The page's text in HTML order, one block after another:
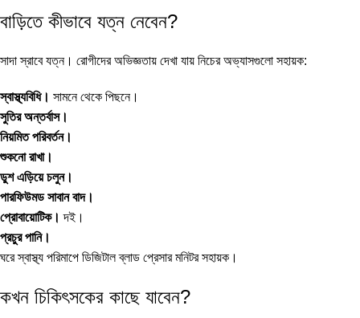
বাড়িতে কীভাবে যত্ন নেবেন?
সাদা স্রাবে যত্ন। রোগীদের অভিজ্ঞতায় দেখা যায় নিচের অভ্যাসগুলো সহায়ক:
স্বাস্থ্যবিধি। সামনে থেকে পিছনে।
সুতির অন্তর্বাস।
নিয়মিত পরিবর্তন।
শুকনো রাখা।
ডুশ এড়িয়ে চলুন।
পারফিউমড সাবান বাদ।
প্রোবায়োটিক। দই।
প্রচুর পানি।
ঘরে স্বাস্থ্য পরিমাপে ডিজিটাল ব্লাড প্রেসার মনিটরসহায়ক।
কখন চিকিৎসকের কাছে যাবেন?